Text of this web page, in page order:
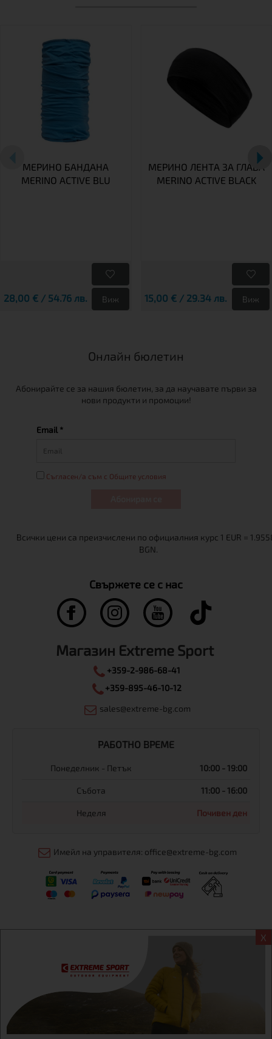
X
МЕРИНО БАНДАНА
MERINO ACTIVE BLU
28,00 € / 54.76 лв. Виж
МЕРИНО ЛЕНТА ЗА ГЛАВА
MERINO ACTIVE BLACK
15,00 € / 29.34 лв. Виж
Онлайн бюлетин
Абонирайте се за нашия бюлетин, за да научавате първи за
нови продукти и промоции!
Email *
Съгласен/а съм с Общите условия
Свържете се с нас
Магазин Extreme Sport
+359-2-986-68-41
+359-895-46-10-12
sales@extreme-bg.com
РАБОТНО ВРЕМЕ
Понеделник - Петък 10:00 - 19:00
Събота 11:00 - 16:00
Неделя Почивен ден
Имейл на управителя: office@extreme-bg.com
Екстрем спорт ЕООД, BG131452613, административен адрес
гр. София, Овча купел, ул.692, №12, офис 1, магазини
гр.София,бул. Дондуков 42, тел.:+359 895461012